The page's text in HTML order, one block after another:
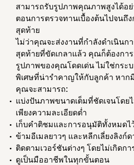
สามารถรับรูปภาพคุณภาพสูงได้อย่
ตอนการตรวจทานเบื้องต้นไปจนถึ
สุดท้าย
ไม่ว่าคุณจะส่งงานที่กำลังดำเนินก
สุดท้ายที่ขัดเกลาแล้ว คุณก็ต้องกา
รูปภาพของคุณโดดเด่น ไม่ใช่กระ
พิเศษที่น่ารำคาญให้กับลูกค้า หาก
คุณจะสามารถ:
แบ่งปันภาพขนาดเต็มที่ชัดเจนโดย
เพียงความละเอียดต่ำ
เก็บคำติชมและการอนุมัติทั้งหมดไ
ข้ามอีเมลยาวๆ และหลีกเลี่ยงลิงก์
ติดตามเวอร์ชันต่างๆ โดยไม่เกิดก
ดูเป็นมืออาชีพในทุกขั้นตอน